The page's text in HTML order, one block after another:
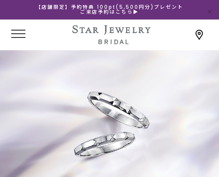
【店舗限定】予約特典 100pt(5,500円分)プレゼント
ご来店予約はこちら▶